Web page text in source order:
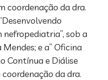
coordenação da dra.
nefropediatria”, sob a
e a” Oficina
Contínua e Diálise
da dra.